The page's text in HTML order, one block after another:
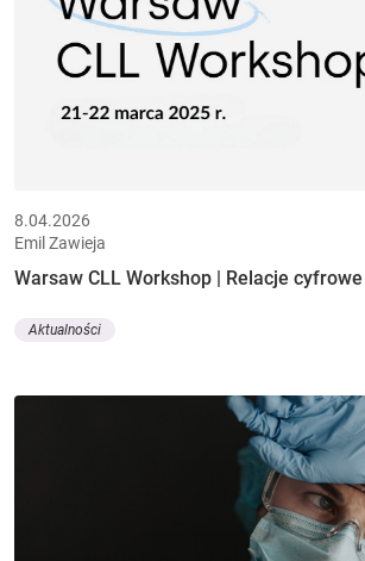
8.04.2026
Emil Zawieja
Warsaw CLL Workshop | Relacje
Aktualności